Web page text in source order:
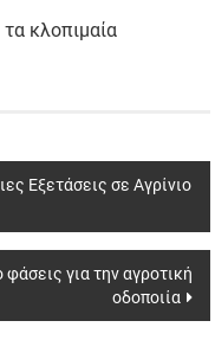
κλοπιμαία
Εξετάσεις σε Αγρίνιο
για την αγροτική
οδοποιία